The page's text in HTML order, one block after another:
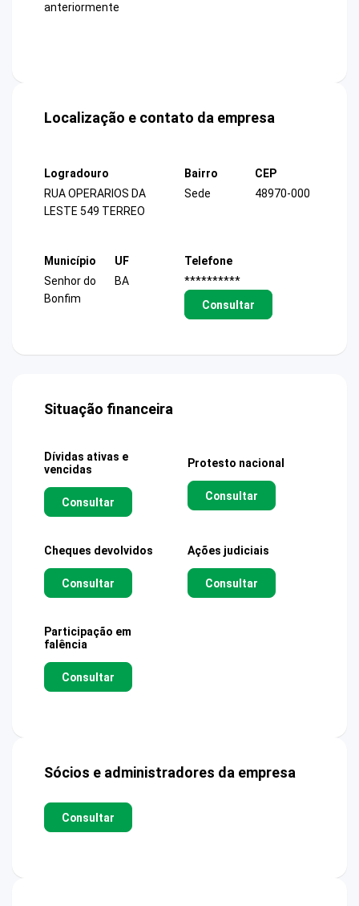
anteriormente
Localização e contato da empresa
Logradouro
RUA OPERARIOS DA
LESTE 549 TERREO
Bairro
Sede
CEP
48970-000
Município
Senhor do
Bonfim
UF
BA
Telefone
**********
Consultar
Situação financeira
Dívidas ativas e
vencidas
Consultar
Protesto nacional
Consultar
Cheques devolvidos
Consultar
Ações judiciais
Consultar
Participação em
falência
Consultar
Sócios e administradores da empresa
Consultar